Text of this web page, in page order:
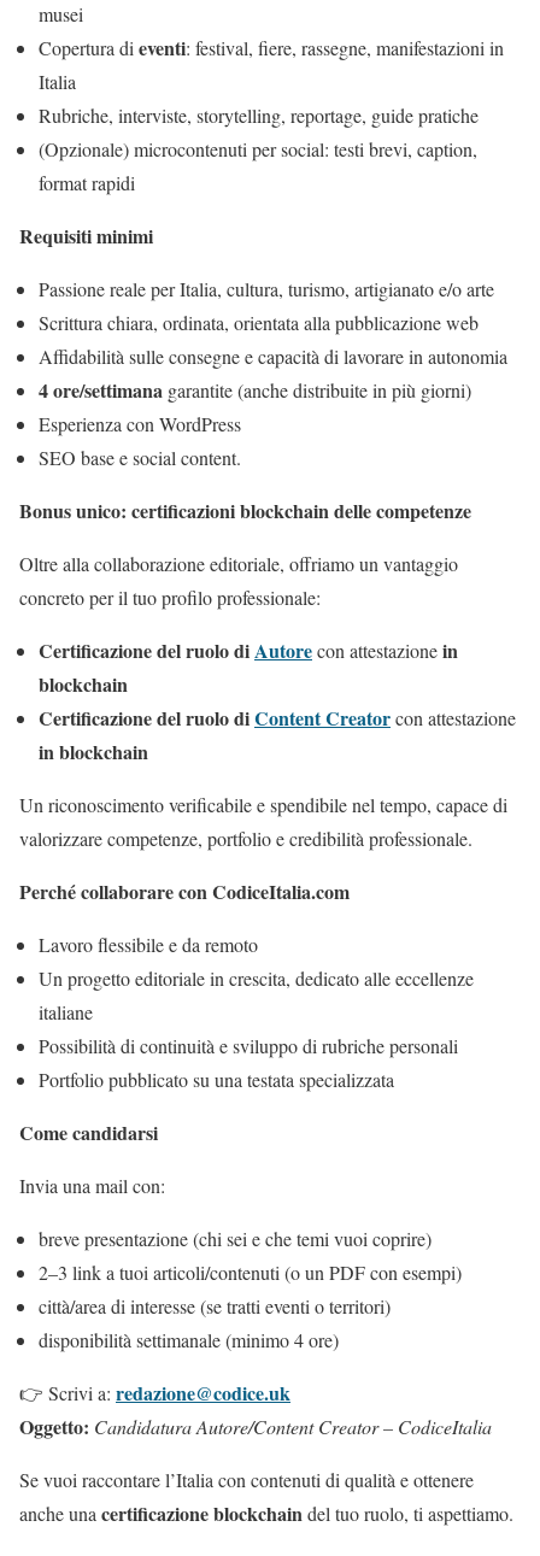
musei
Copertura di eventi: festival, fiere, rassegne, manifestazioni in
Italia
Rubriche, interviste, storytelling, reportage, guide pratiche
(Opzionale) microcontenuti per social: testi brevi, caption,
format rapidi
Requisiti minimi
Passione reale per Italia, cultura, turismo, artigianato e/o arte
Scrittura chiara, ordinata, orientata alla pubblicazione web
Affidabilità sulle consegne e capacità di lavorare in autonomia
4 ore/settimana garantite (anche distribuite in più giorni)
Esperienza con WordPress
SEO base e social content.
Bonus unico: certificazioni blockchain delle competenze
Oltre alla collaborazione editoriale, offriamo un vantaggio
concreto per il tuo profilo professionale:
Certificazione del ruolo diAutorecon attestazionein
blockchain
Certificazione del ruolo diContent Creatorcon attestazione
in blockchain
Un riconoscimento verificabile e spendibile nel tempo, capace di
valorizzare competenze, portfolio e credibilità professionale.
Perché collaborare con CodiceItalia.com
Lavoro flessibile e da remoto
Un progetto editoriale in crescita, dedicato alle eccellenze
italiane
Possibilità di continuità e sviluppo di rubriche personali
Portfolio pubblicato su una testata specializzata
Come candidarsi
Invia una mail con:
breve presentazione (chi sei e che temi vuoi coprire)
2–3 link a tuoi articoli/contenuti (o un PDF con esempi)
città/area di interesse (se tratti eventi o territori)
disponibilità settimanale (minimo 4 ore)
👉 Scrivi a: redazione@codice.uk
Oggetto: Candidatura Autore/Content Creator – CodiceItalia
Se vuoi raccontare l’Italia con contenuti di qualità e ottenere
anche una certificazione blockchaindel tuo ruolo, ti aspettiamo.